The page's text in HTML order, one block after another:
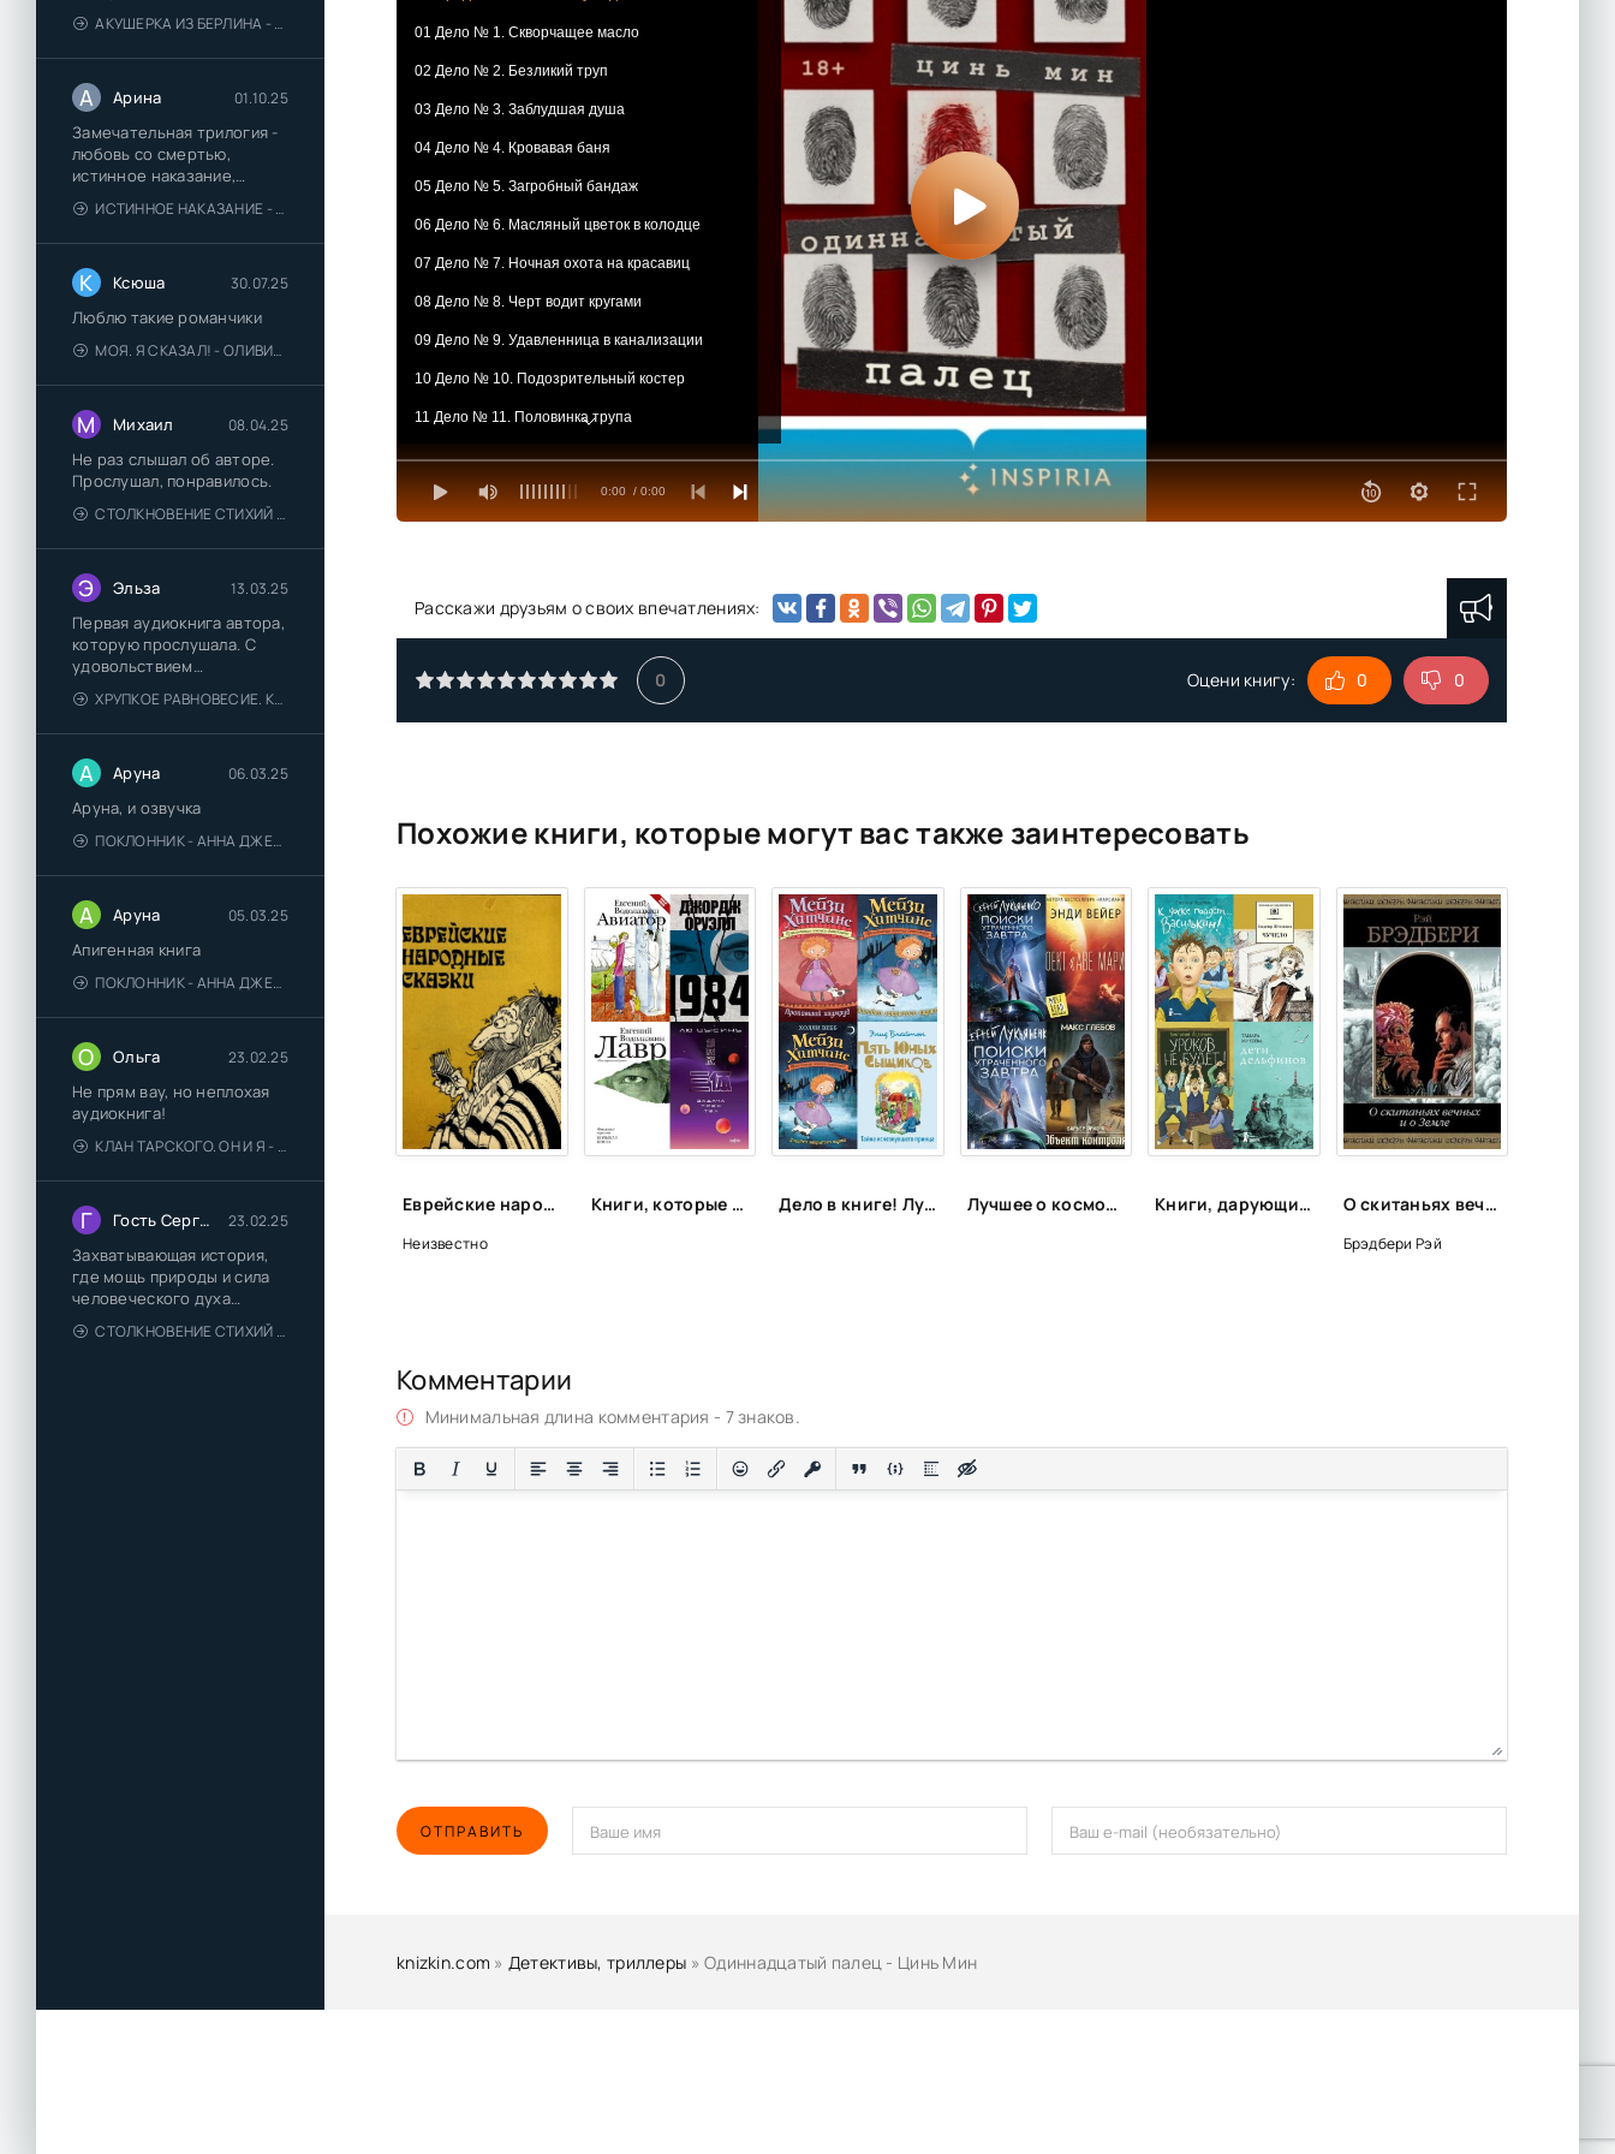
АКУШЕРКА ИЗ БЕРЛИНА - АННА СТЮАРТ
А Арина 01.10.25
Замечательная трилогия -
любовь со смертью,
истинное наказание,
любимая для монстра -
понравились
ИСТИННОЕ НАКАЗАНИЕ - ОЛЬГА ГУСЕЙНОВА
К Ксюша 30.07.25
Люблю такие романчики
МОЯ. Я СКАЗАЛ! - ОЛИВИЯ ЛЕЙК
М Михаил 08.04.25
Не раз слышал об авторе.
Прослушал, понравилось.
СТОЛКНОВЕНИЕ СТИХИЙ - ВАЛЕРИЙ ГУМИНСКИЙ
Э Эльза 13.03.25
Первая аудиокнига автора,
которую прослушала. С
удовольствием
познакомлюсь и с другими.
ХРУПКОЕ РАВНОВЕСИЕ. КНИГА 1 - АНА ШЕРРИ
А Аруна 06.03.25
Аруна, и озвучка
ПОКЛОННИК - АННА ДЖЕЙН
А Аруна 05.03.25
Апигенная книга
ПОКЛОННИК - АННА ДЖЕЙН
О Ольга 23.02.25
Не прям вау, но неплохая
аудиокнига!
КЛАН ТАРСКОГО. ОН И Я - ЕЛЕНА ТОДОРОВА (1)
Г Гость Сергей 23.02.25
Захватывающая история,
где мощь природы и сила
человеческого духа
сплетаются в напряжённый
и
СТОЛКНОВЕНИЕ СТИХИЙ - ВАЛЕРИЙ ГУМИНСКИЙ
0:00 / 0:00
01 Дело № 1. Скворчащее масло
02 Дело № 2. Безликий труп
03 Дело № 3. Заблудшая душа
04 Дело № 4. Кровавая баня
05 Дело № 5. Загробный бандаж
06 Дело № 6. Масляный цветок в колодце
07 Дело № 7. Ночная охота на красавиц
08 Дело № 8. Черт водит кругами
09 Дело № 9. Удавленница в канализации
10 Дело № 10. Подозрительный костер
11 Дело № 11. Половинка трупа
12 Эпилог. Часть i. Пропавшая грудь
13 Эпилог. Часть ii. Исповедь демона
Расскажи друзьям о своих впечатлениях:
0 Оцени книгу: 0 0
Похожие книги, которые могут вас также заинтересовать
Еврейские народные сказки
Неизвестно
Книги, которые рекомендует космонавт Константин Борисов (Спич) Дело в книге! Лучшие детективы для детей и подростков Лучшее о космосе и других планетах Книги, дарующие радость О скитаньях вечных и о Земле - Брэдбери Рэй
Брэдбери Рэй
Комментарии
Минимальная длина комментария - 7 знаков.
ОТПРАВИТЬ
knizkin.com » Детективы, триллеры » Одиннадцатый палец - Цинь Мин